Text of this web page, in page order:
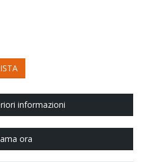
informazioni
ora